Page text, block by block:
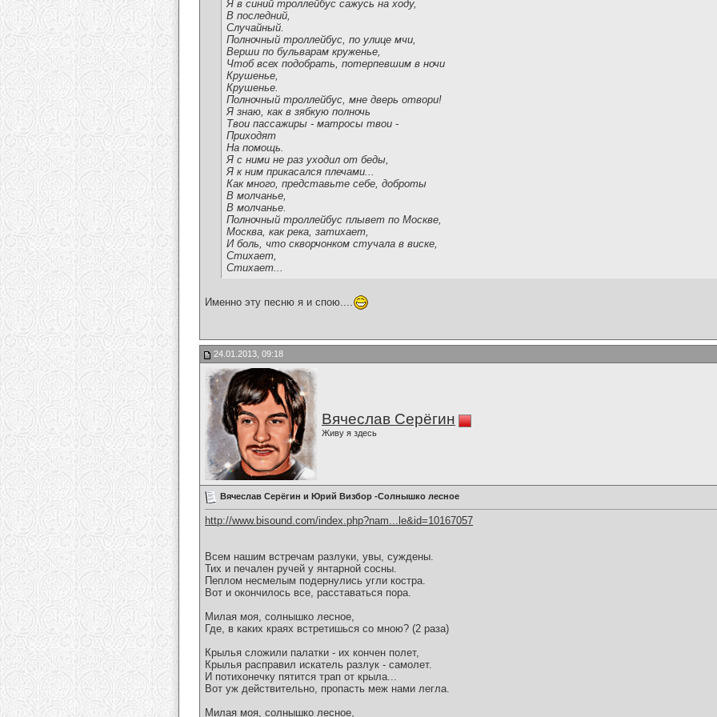
Я в синий троллейбус сажусь на ходу,
В последний,
Случайный.
Полночный троллейбус, по улице мчи,
Верши по бульварам круженье,
Чтоб всех подобрать, потерпевшим в ночи
Крушенье,
Крушенье.
Полночный троллейбус, мне дверь отвори!
Я знаю, как в зябкую полночь
Твои пассажиры - матросы твои -
Приходят
На помощь.
Я с ними не раз уходил от беды,
Я к ним прикасался плечами...
Как много, представьте себе, доброты
В молчанье,
В молчанье.
Полночный троллейбус плывет по Москве,
Москва, как река, затихает,
И боль, что скворчонком стучала в виске,
Стихает,
Стихает...
Именно эту песню я и спою....
24.01.2013, 09:18
Вячеслав Серёгин
Живу я здесь
Вячеслав Серёгин и Юрий Визбор -Солнышко лесное
http://www.bisound.com/index.php?nam...le&id=10167057
Всем нашим встречам разлуки, увы, суждены.
Тих и печален ручей у янтарной сосны.
Пеплом несмелым подернулись угли костра.
Вот и окончилось все, расставаться пора.
Милая моя, солнышко лесное,
Где, в каких краях встретишься со мною? (2 раза)
Крылья сложили палатки - их кончен полет,
Крылья расправил искатель разлук - самолет.
И потихонечку пятится трап от крыла...
Вот уж действительно, пропасть меж нами легла.
Милая моя, солнышко лесное,